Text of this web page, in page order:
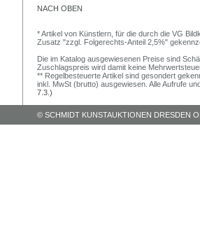
NACH OBEN
* Artikel von Künstlern, für die durch die VG
Zusatz "zzgl. Folgerechts-Anteil 2,5%"
Die im Katalog ausgewiesenen Preise sind
Zuschlagspreis wird damit keine
** Regelbesteuerte Artikel sind gesondert
inkl. MwSt (brutto) ausgewiesen. Alle Aufrufe
7.3.)
© SCHMIDT KUNSTAUKTIONEN DRESDEN